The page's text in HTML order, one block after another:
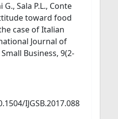
Sala P.L., Conte
toward food
case of Italian
Journal of
Business, 9(2-
IJGSB.2017.088